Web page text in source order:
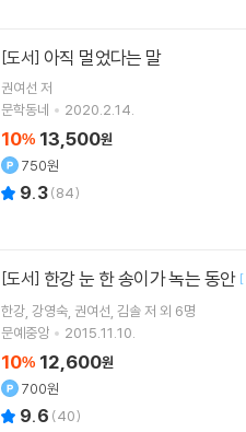
[도서] 아직 멀었다는 말
권여선 저
문학동네
2020.2.14.
10% 13,500원
750원
9.3(84)
[도서] 한강 눈 한 송이가 녹는 동안 [
한강 강영숙 권여선 김솔저 외 6명
문예중앙
2015.11.10.
10% 12,600원
700원
9.6 (40)